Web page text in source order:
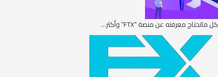
كل ماتحتاج معرفته عن منصة “FTX” وأكثر…